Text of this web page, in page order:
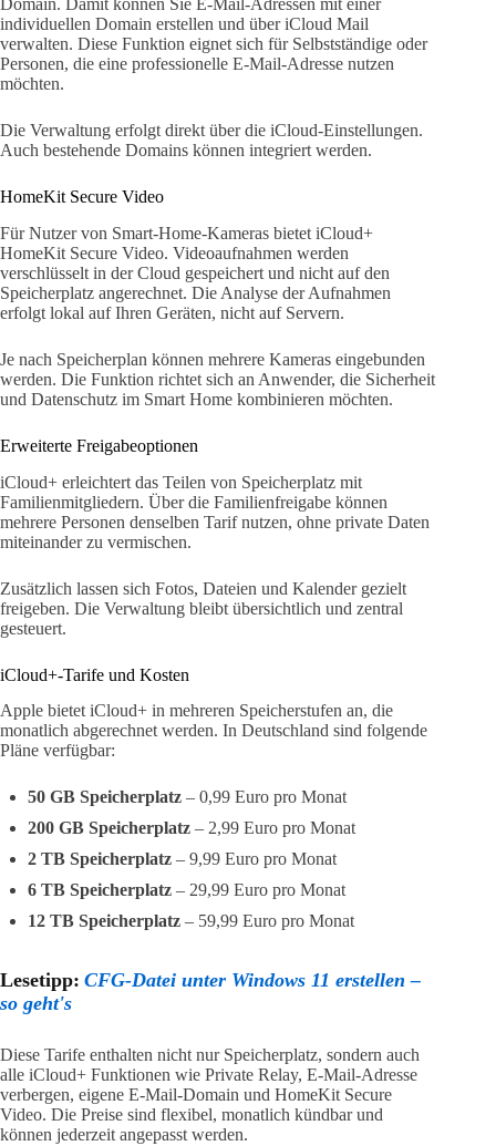
Domain. Damit können Sie E-Mail-Adressen mit einer
individuellen Domain erstellen und über iCloud Mail
verwalten. Diese Funktion eignet sich für Selbstständige oder
Personen, die eine professionelle E-Mail-Adresse nutzen
möchten.
Die Verwaltung erfolgt direkt über die iCloud-Einstellungen.
Auch bestehende Domains können integriert werden.
HomeKit Secure Video
Für Nutzer von Smart-Home-Kameras bietet iCloud+
HomeKit Secure Video. Videoaufnahmen werden
verschlüsselt in der Cloud gespeichert und nicht auf den
Speicherplatz angerechnet. Die Analyse der Aufnahmen
erfolgt lokal auf Ihren Geräten, nicht auf Servern.
Je nach Speicherplan können mehrere Kameras eingebunden
werden. Die Funktion richtet sich an Anwender, die Sicherheit
und Datenschutz im Smart Home kombinieren möchten.
Erweiterte Freigabeoptionen
iCloud+ erleichtert das Teilen von Speicherplatz mit
Familienmitgliedern. Über die Familienfreigabe können
mehrere Personen denselben Tarif nutzen, ohne private Daten
miteinander zu vermischen.
Zusätzlich lassen sich Fotos, Dateien und Kalender gezielt
freigeben. Die Verwaltung bleibt übersichtlich und zentral
gesteuert.
iCloud+-Tarife und Kosten
Apple bietet iCloud+ in mehreren Speicherstufen an, die
monatlich abgerechnet werden. In Deutschland sind folgende
Pläne verfügbar:
50 GB Speicherplatz – 0,99 Euro pro Monat
200 GB Speicherplatz – 2,99 Euro pro Monat
2 TB Speicherplatz – 9,99 Euro pro Monat
6 TB Speicherplatz – 29,99 Euro pro Monat
12 TB Speicherplatz – 59,99 Euro pro Monat
Lesetipp: CFG-Datei unter Windows 11 erstellen –
so geht's
Diese Tarife enthalten nicht nur Speicherplatz, sondern auch
alle iCloud+ Funktionen wie Private Relay, E-Mail-Adresse
verbergen, eigene E-Mail-Domain und HomeKit Secure
Video. Die Preise sind flexibel, monatlich kündbar und
können jederzeit angepasst werden.